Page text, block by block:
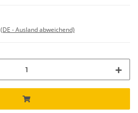
(DE - Ausland abweichend)